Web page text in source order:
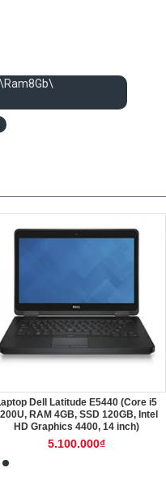
Dell Latitude E5440 (Core i5
RAM 4GB, SSD 120GB, Intel
HD Graphics 4400, 14 inch)
5.100.000₫